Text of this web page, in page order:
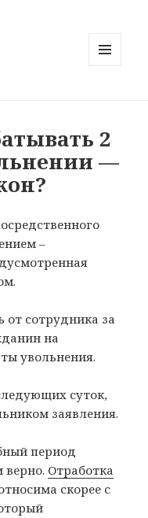
2
—
–
сотрудника за
на
увольнения.
суток,
заявления.
период
верно. Отработка
скорее с